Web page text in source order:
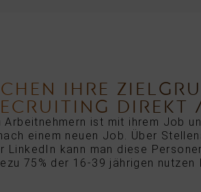
IHRE
DIREKT
Arbeitnehmern ist mit ihrem Job
einem neuen Job. Über
LinkedIn kann man diese
75% der 16-39 jährigen nutzen